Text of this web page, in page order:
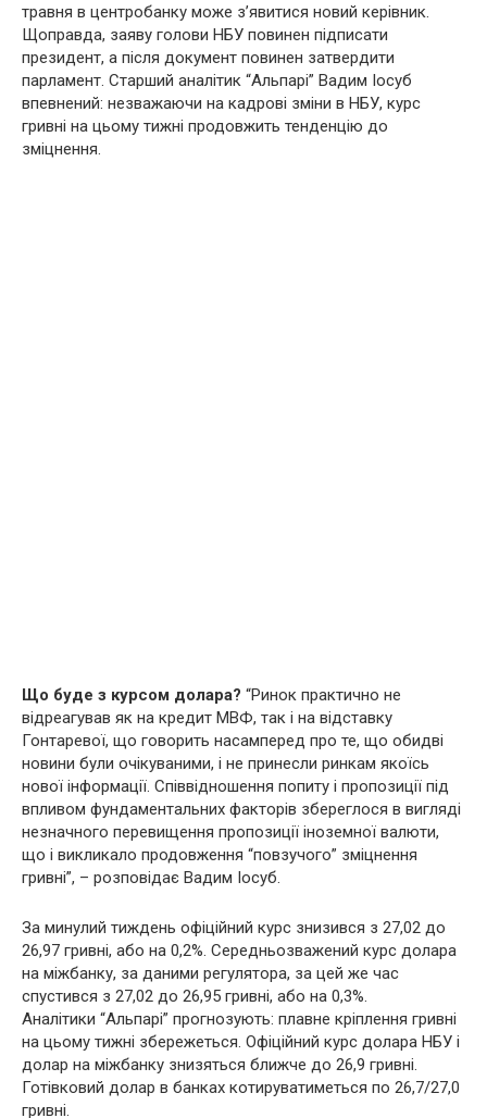
травня в центробанку може з’явитися новий керівник.
Щоправда, заяву голови НБУ повинен підписати
президент, а після документ повинен затвердити
парламент. Старший аналітик “Альпарі” Вадим Іосуб
впевнений: незважаючи на кадрові зміни в НБУ, курс
гривні на цьому тижні продовжить тенденцію до
зміцнення.
Що буде з курсом долара? “Ринок практично не
відреагував як на кредит МВФ, так і на відставку
Гонтаревої, що говорить насамперед про те, що обидві
новини були очікуваними, і не принесли ринкам якоїсь
нової інформації. Співвідношення попиту і пропозиції під
впливом фундаментальних факторів збереглося в вигляді
незначного перевищення пропозиції іноземної валюти,
що і викликало продовження “повзучого” зміцнення
гривні”, – розповідає Вадим Іосуб.
За минулий тиждень офіційний курс знизився з 27,02 до
26,97 гривні, або на 0,2%. Середньозважений курс долара
на міжбанку, за даними регулятора, за цей же час
спустився з 27,02 до 26,95 гривні, або на 0,3%.
Аналітики “Альпарі” прогнозують: плавне кріплення гривні
на цьому тижні збережеться. Офіційний курс долара НБУ і
долар на міжбанку знизяться ближче до 26,9 гривні.
Готівковий долар в банках котируватиметься по 26,7/27,0
гривні.